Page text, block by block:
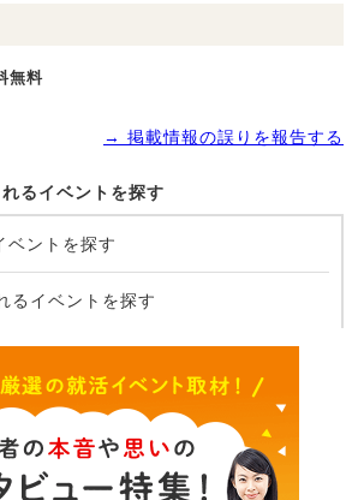
無料
→ 掲載情報の誤りを報告する
るイベントを探す
ベントを探す
るイベントを探す